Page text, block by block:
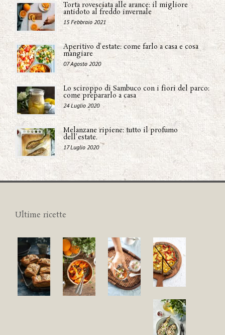
Torta rovesciata alle arance: il migliore
antidoto al freddo invernale
15 Febbraio 2021
Aperitivo d'estate: come farlo a casa e cosa
mangiare
07 Agosto 2020
Lo sciroppo di Sambuco con i fiori del parco:
come prepararlo a casa
24 Luglio 2020
Melanzane ripiene: tutto il profumo
dell'estate.
17 Luglio 2020
Ultime ricette